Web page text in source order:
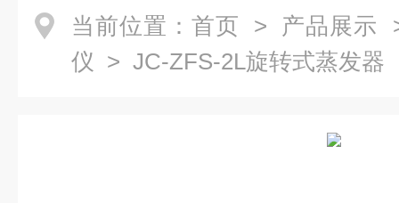
当前位置： 首页 > 产品展示
仪 > JC-ZFS-2L旋转式蒸发器